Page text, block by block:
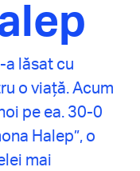
a lăsat cu
o viață. Acum
pe ea. 30-0
Halep”, o
mai